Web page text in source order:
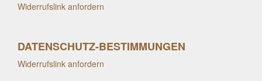
Widerrufslink anfordern
DATENSCHUTZ-BESTIMMUNGEN
Widerrufslink anfordern